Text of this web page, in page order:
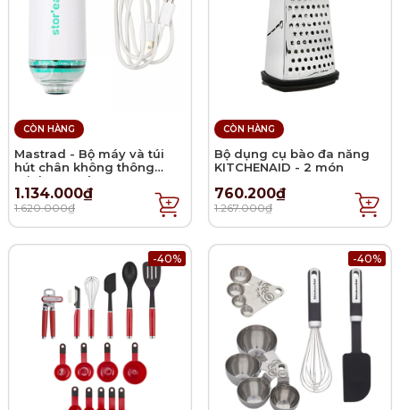
CÒN HÀNG
Mastrad - Bộ máy và túi
hút chân không thông
minh - 11 món
1.134.000₫
1.620.000₫
CÒN HÀNG
Bộ dụng cụ bào đa năng
KITCHENAID - 2 món
760.200₫
1.267.000₫
-40% -40%